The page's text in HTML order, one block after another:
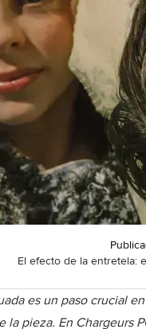
El efecto de la entretela:
es un paso crucial
la pieza. En Chargeurs